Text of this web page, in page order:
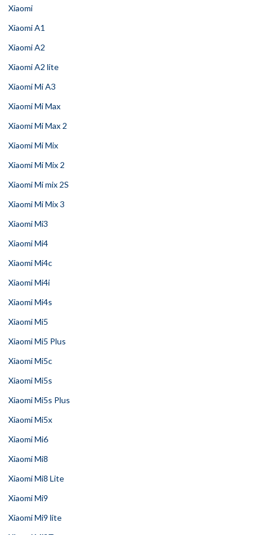
Xiaomi
Xiaomi A1
Xiaomi A2
Xiaomi A2 lite
Xiaomi Mi A3
Xiaomi Mi Max
Xiaomi Mi Max 2
Xiaomi Mi Mix
Xiaomi Mi Mix 2
Xiaomi Mi mix 2S
Xiaomi Mi Mix 3
Xiaomi Mi3
Xiaomi Mi4
Xiaomi Mi4c
Xiaomi Mi4i
Xiaomi Mi4s
Xiaomi Mi5
Xiaomi Mi5 Plus
Xiaomi Mi5c
Xiaomi Mi5s
Xiaomi Mi5s Plus
Xiaomi Mi5x
Xiaomi Mi6
Xiaomi Mi8
Xiaomi Mi8 Lite
Xiaomi Mi9
Xiaomi Mi9 lite